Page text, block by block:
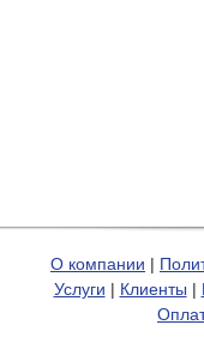
О компании |
Услуги | Клиенты |